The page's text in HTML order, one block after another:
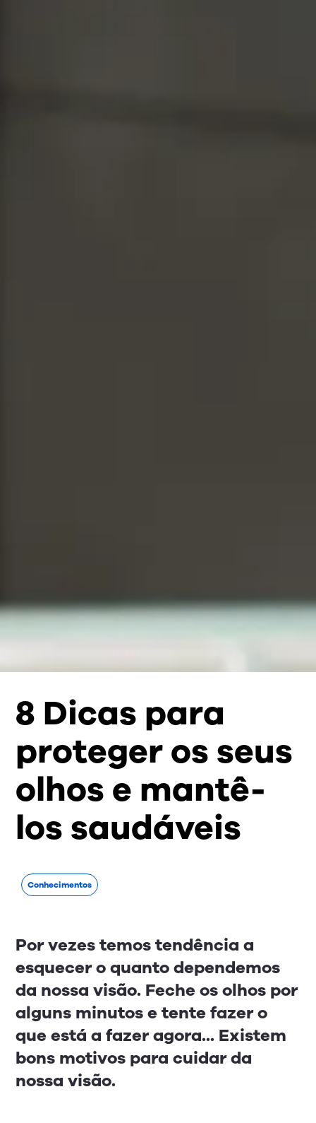
8 Dicas para
proteger os seus
olhos e mantê-
los saudáveis
Conhecimentos
Por vezes temos tendência a
esquecer o quanto dependemos
da nossa visão. Feche os olhos por
alguns minutos e tente fazer o
que está a fazer agora... Existem
bons motivos para cuidar da
nossa visão.